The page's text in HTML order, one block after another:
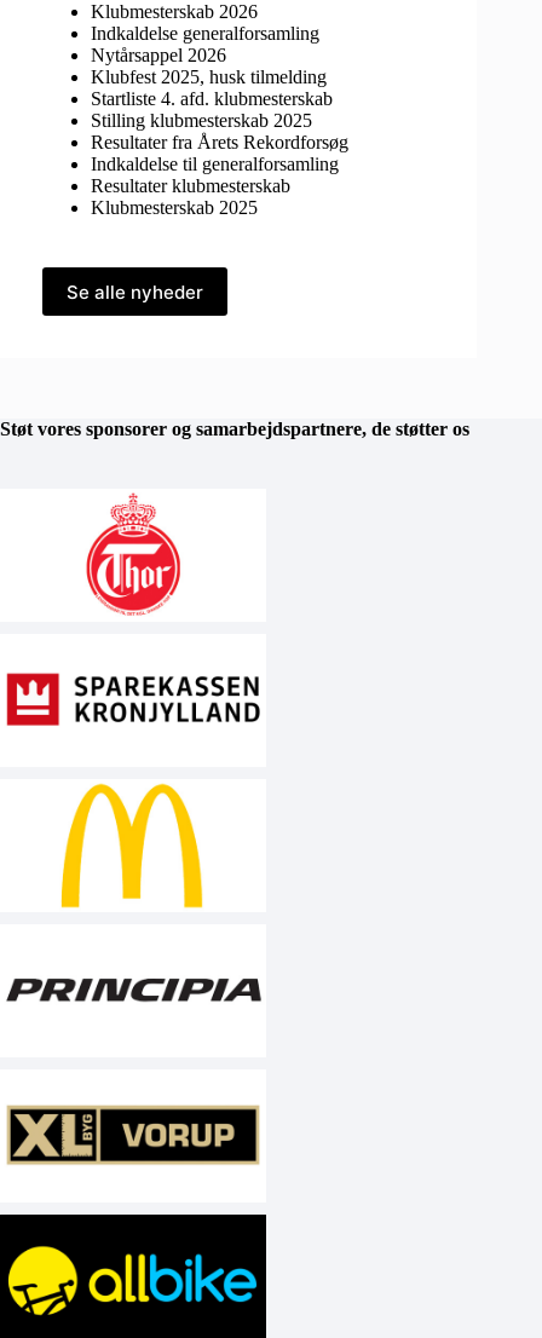
Klubmesterskab 2026
Indkaldelse generalforsamling
Nytårsappel 2026
Klubfest 2025, husk tilmelding
Startliste 4. afd. klubmesterskab
Stilling klubmesterskab 2025
Resultater fra Årets Rekordforsøg
Indkaldelse til generalforsamling
Resultater klubmesterskab
Klubmesterskab 2025
Se alle nyheder
Støt vores sponsorer og samarbejdspartnere, de støtter os